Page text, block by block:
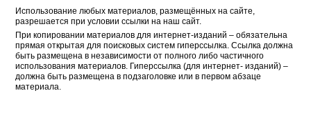
Использование любых материалов, размещённых на сайте,
разрешается при условии ссылки на наш сайт.
При копировании материалов для интернет-изданий – обязательна
прямая открытая для поисковых систем гиперссылка. Ссылка должна
быть размещена в независимости от полного либо частичного
использования материалов. Гиперссылка (для интернет- изданий) –
должна быть размещена в подзаголовке или в первом абзаце
материала.